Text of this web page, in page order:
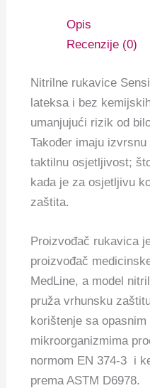
Opis
Recenzije (0)
Nitrilne rukavice
lateksa i bez
umanjujući rizik od
Također imaju
taktilnu osjetljivost;
kada je za osjetljivu
zaštita.
Proizvođač rukavica
proizvođač
MedLine, a model
pruža vrhunsku
korištenje sa
mikroorganizmima
normom EN 374-3 i
prema ASTM D6978.